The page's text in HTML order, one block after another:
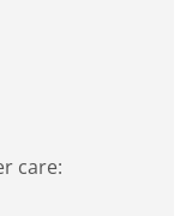
care: